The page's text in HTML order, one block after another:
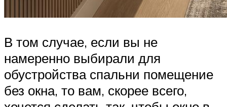
В том случае, если вы не
намеренно выбирали для
обустройства спальни помещение
без окна, то вам, скорее всего,